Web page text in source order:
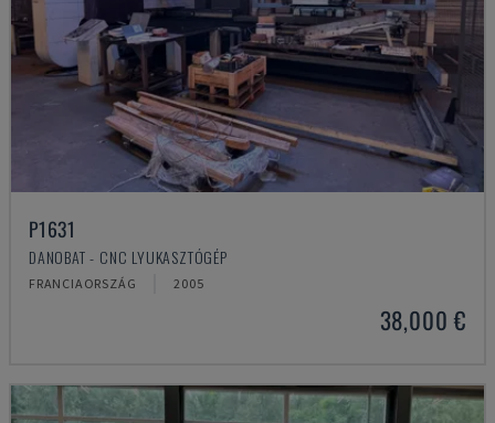
P1631
DANOBAT - CNC LYUKASZTÓGÉP
FRANCIAORSZÁG 2005
38,000 €